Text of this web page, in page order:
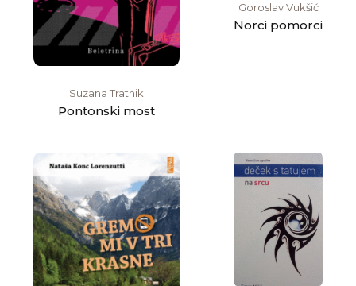
Suzana Tratnik
Pontonski most
Goroslav Vukšić
Norci pomorci